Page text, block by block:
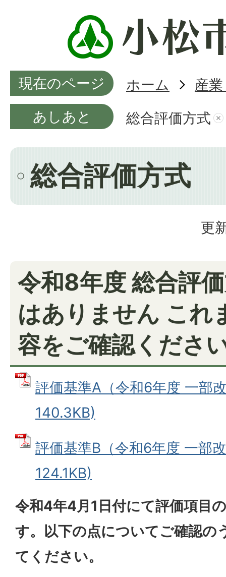
現在のページ ホーム
産
あしあと
総合評価方式
総合評価方式
更
令和8年度 総合評
はありません これ
容をご確認くださ
評価基準A（令和6年度 一部
140.3KB)
評価基準B（令和6年度 一部
124.1KB)
令和4年4月1日付にて評価項目
す。以下の点についてご確認の
てください。